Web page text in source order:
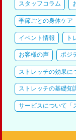
スタッフコラム
季節ごとの身体ケア
イベント情報 ト
お客様の声 ポジ
ストレッチの効果に
ストレッチの基礎知
サービスについて「